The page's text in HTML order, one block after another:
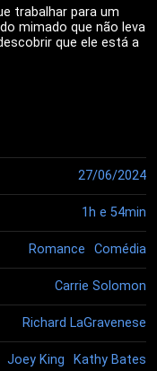
trabalhar para um
mimado que não leva
que ele está a
27/06/2024
1h e 54min
Romance Comédia
Carrie Solomon
Richard LaGravenese
Joey King Kathy Bates